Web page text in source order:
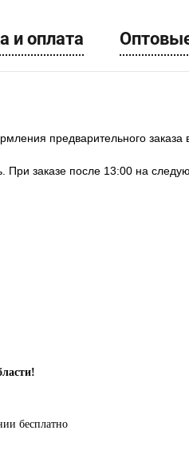
и оплата
предварительного
При заказе после 13:00 на
бесплатно